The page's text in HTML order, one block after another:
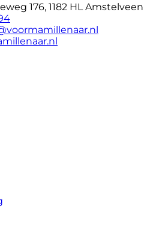
176, 1182 HL Amstelveen